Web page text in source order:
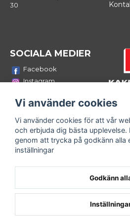
30
SOCIALA MEDIER
Facebook
Instagram
LinkedIn
Bli medlem i vårt
email
Mejladress
Fyll i din e-mailadress och ta del av
Vi använder cookies
Vi använder cookies för att vår
och erbjuda dig bästa
genom att trycka på godkänn alla
inställningar
Godkänn